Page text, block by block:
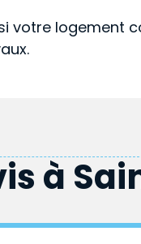
votre logement
à